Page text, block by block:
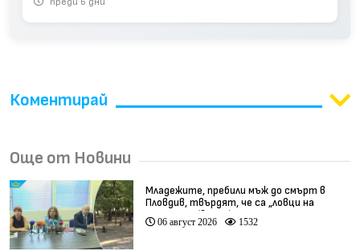
Коментирай
Още от Новини
Младежите, пребили мъж до смърт в
Пловдив, твърдят, че са „ловци на
педофили” (видео)
06 август 2026 1532